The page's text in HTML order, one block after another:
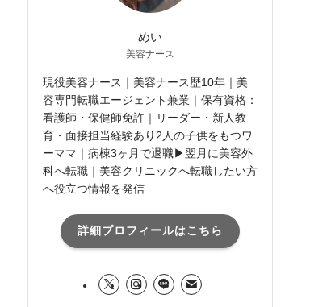
めい
美容ナース
現役美容ナース｜美容ナース歴10年｜美
容専門転職エージェント兼業｜保有資格：
看護師・保健師免許｜リーダー・新人教
育・面接担当経験あり2人の子供をもつワ
ーママ｜病棟3ヶ月で退職▶翌月に美容外
科へ転職｜美容クリニックへ転職したい方
へ役立つ情報を発信
詳細プロフィールはこちら